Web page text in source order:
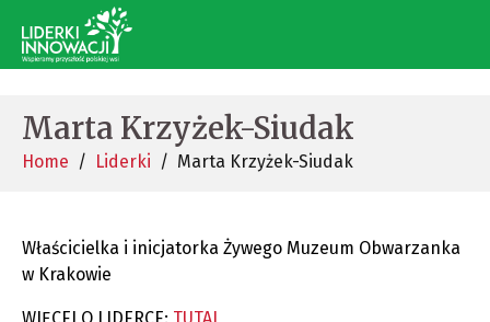
Marta Krzyżek-Siudak
Home Liderki Marta Krzyżek-Siudak
Właścicielka i inicjatorka Żywego Muzeum Obwarzanka
w Krakowie
WIĘCEJ O LIDERCE: TUTAJ